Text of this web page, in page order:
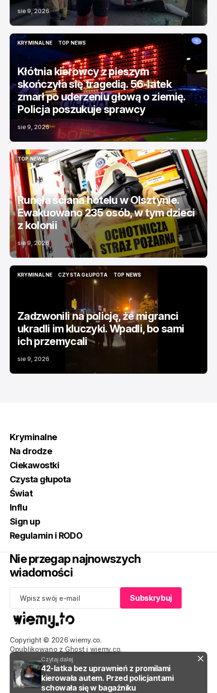
Czytaj dalej
42-latka bez uprawnień z promilami
kierowała autem. Przed policjantami
schowała się w bagażniku
sie 9, 2026
KRYMINALNE
KRYMINALNE
TOP NEWS
TOP NEWS
Kłótnia kierowcy z pieszym
skończyła się tragedią. 56-latek
zmarł po uderzeniu głową o ziemię.
Policja poszukuje sprawcy
sie 9, 2026
TOP NEWS
TOP NEWS
Runęła ściana hotelu w Olsztynie.
Ewakuowano 235 osób, w tym dzieci
z kolonii
sie 9, 2026
KRYMINALNE
CZYSTA GŁUPOTA
CZYSTA GŁUPOTA
TOP NEWS
Zadzwonili na policję, że migranci
ukradli im kluczyki. Wpadli, bo sami
ich przemycali
sie 9, 2026
Copyright © 2026 wiemy.co.
Opublikowano z Ghost i wiemy.co.
Kryminalne
Na drodze
Ciekawostki
Czysta głupota
Świat
Influ
Sign up
Regulamin i RODO
Nie przegap najnowszych
wiadomości
Subskrybuj
Subskrybuj